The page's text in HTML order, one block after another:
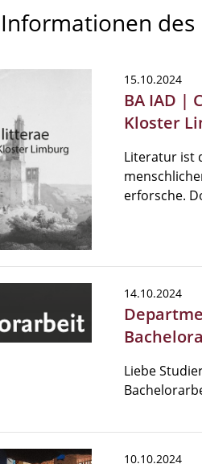
15.10.2024
BA IAD |
Kloster
Literatur ist
erforsche.
14.10.2024
Liebe
10.10.2024